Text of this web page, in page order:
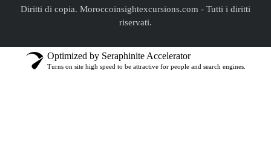
Diritti di copia. Moroccoinsightexcursions.com - Tutti i diritti
riservati.
Optimized by Seraphinite Accelerator
Turns on site high speed to be attractive for people and search engines.